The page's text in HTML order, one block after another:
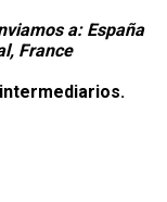
a: España
France